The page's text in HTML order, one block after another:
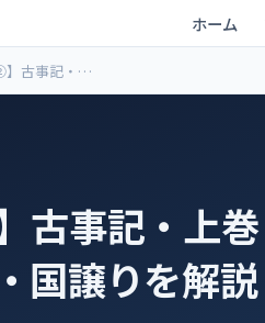
ホーム
】古事記・上
ヤマタノオ
古事記・上
国譲りを解説